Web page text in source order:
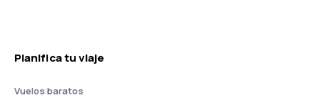
Planifica tu viaje
Vuelos baratos